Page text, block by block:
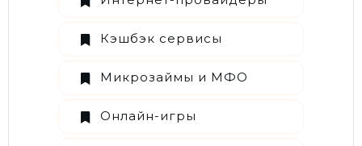
Кэшбэк сервисы
Микрозаймы и МФО
Онлайн-игры